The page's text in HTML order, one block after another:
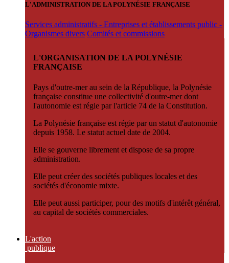
L'ADMINISTRATION DE LA POLYNÉSIE FRANÇAISE
Services administratifs - Entreprises et établissements public -
Organismes divers Comités et commissions
L'ORGANISATION DE LA POLYNÉSIE
FRANÇAISE
Pays d'outre-mer au sein de la République, la Polynésie
française constitue une collectivité d'outre-mer dont
l'autonomie est régie par l'article 74 de la Constitution.
La Polynésie française est régie par un statut d'autonomie
depuis 1958. Le statut actuel date de 2004.
Elle se gouverne librement et dispose de sa propre
administration.
Elle peut créer des sociétés publiques locales et des
sociétés d'économie mixte.
Elle peut aussi participer, pour des motifs d'intérêt général,
au capital de sociétés commerciales.
L'action
publique